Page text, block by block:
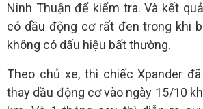
Ninh Thuận để kiểm tra. Và kết
có dầu động cơ rất đen trong khi
không có dấu hiệu bất thường.
Theo chủ xe, thì chiếc Xpander
thay dầu động cơ vào ngày 15/10